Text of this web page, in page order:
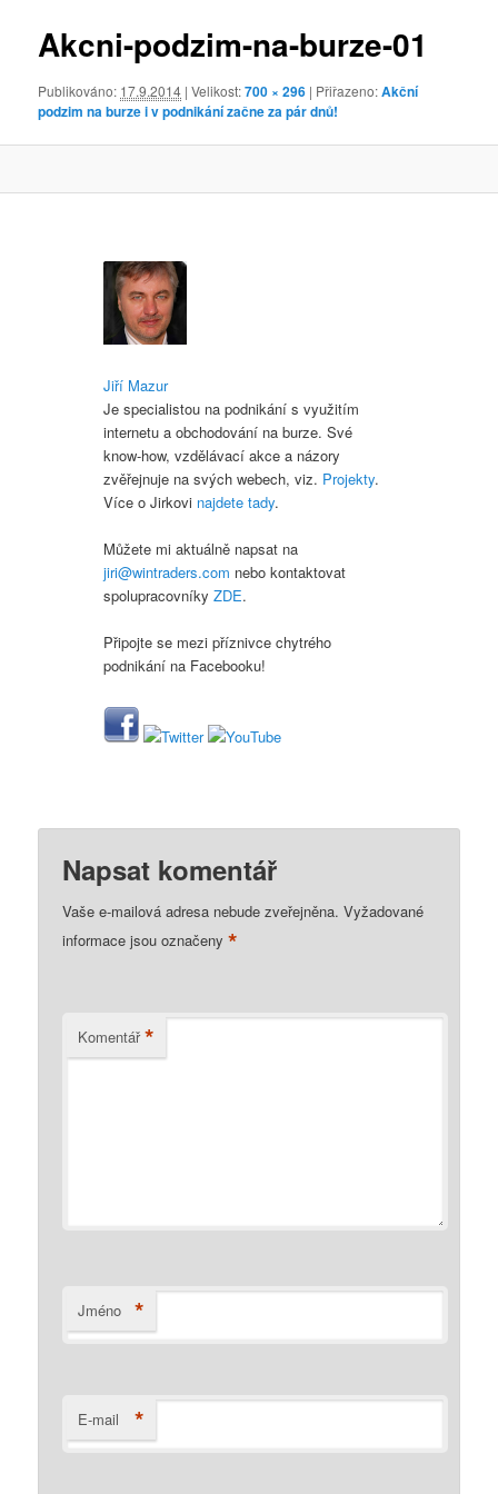
Akcni-podzim-na-burze-01
Publikováno: 17.9.2014 | Velikost:700 × 296 | Přiřazeno:Akční
podzim na burze i v podnikání začne za pár dnů!
Jiří Mazur
Je specialistou na podnikání s využitím
internetu a obchodování na burze. Své
know-how, vzdělávací akce a názory
zvěřejnuje na svých webech, viz. Projekty.
Více o Jirkovi najdete tady.
Můžete mi aktuálně napsat na
jiri@wintraders.com nebo kontaktovat
spolupracovníkyZDE.
Připojte se mezi příznivce chytrého
podnikání na Facebooku!
Napsat komentář
Vaše e-mailová adresa nebude zveřejněna. Vyžadované
informace jsou označeny*
Komentář *
Jméno *
E-mail *